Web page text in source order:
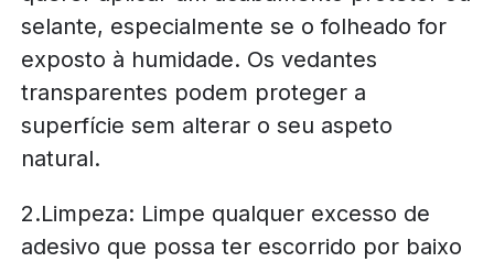
selante, especialmente se o folheado for
exposto à humidade. Os vedantes
transparentes podem proteger a
superfície sem alterar o seu aspeto
natural.
2.Limpeza: Limpe qualquer excesso de
adesivo que possa ter escorrido por baixo